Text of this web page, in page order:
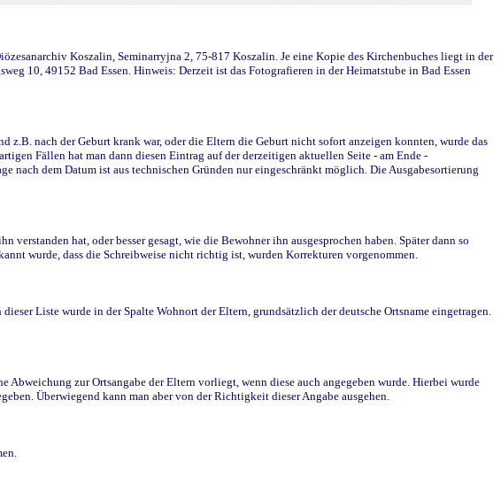
Koszalin, Seminarryjna 2, 75-817 Koszalin. Je eine Kopie des Kirchenbuches liegt in der
10, 49152 Bad Essen. Hinweis: Derzeit ist das Fotografieren in der Heimatstube in Bad Essen
nach der Geburt krank war, oder die Eltern die Geburt nicht sofort anzeigen konnten, wurde das
Fällen hat man dann diesen Eintrag auf der derzeitigen aktuellen Seite - am Ende -
nach dem Datum ist aus technischen Gründen nur eingeschränkt möglich. Die Ausgabesortierung
hat, oder besser gesagt, wie die Bewohner ihn ausgesprochen haben. Später dann so
wurde, dass die Schreibweise nicht richtig ist, wurden Korrekturen vorgenommen.
Liste wurde in der Spalte Wohnort der Eltern, grundsätzlich der deutsche Ortsname eingetragen.
zur Ortsangabe der Eltern vorliegt, wenn diese auch angegeben wurde. Hierbei wurde
Überwiegend kann man aber von der Richtigkeit dieser Angabe ausgehen.